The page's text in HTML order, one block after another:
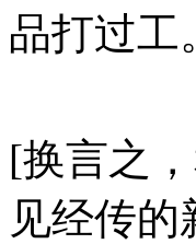
品打过工
[换言之
见经传